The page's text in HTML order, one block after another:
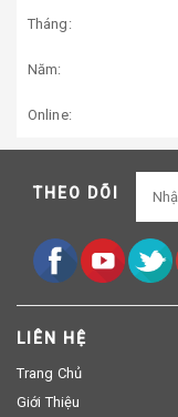
Tháng:
Năm:
Online:
THEO DÕI
LIÊN HỆ
Trang Chủ
Giới Thiệu